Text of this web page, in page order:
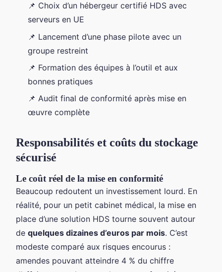
📌 Choix d’un hébergeur certifié HDS avec
serveurs en UE
📌 Lancement d’une phase pilote avec un
groupe restreint
📌 Formation des équipes à l’outil et aux
bonnes pratiques
📌 Audit final de conformité après mise en
œuvre complète
Responsabilités et coûts du stockage
sécurisé
Le coût réel de la mise en conformité
Beaucoup redoutent un investissement lourd. En
réalité, pour un petit cabinet médical, la mise en
place d’une solution HDS tourne souvent autour
de quelques dizaines d’euros par mois. C’est
modeste comparé aux risques encourus :
amendes pouvant atteindre 4 % du chiffre